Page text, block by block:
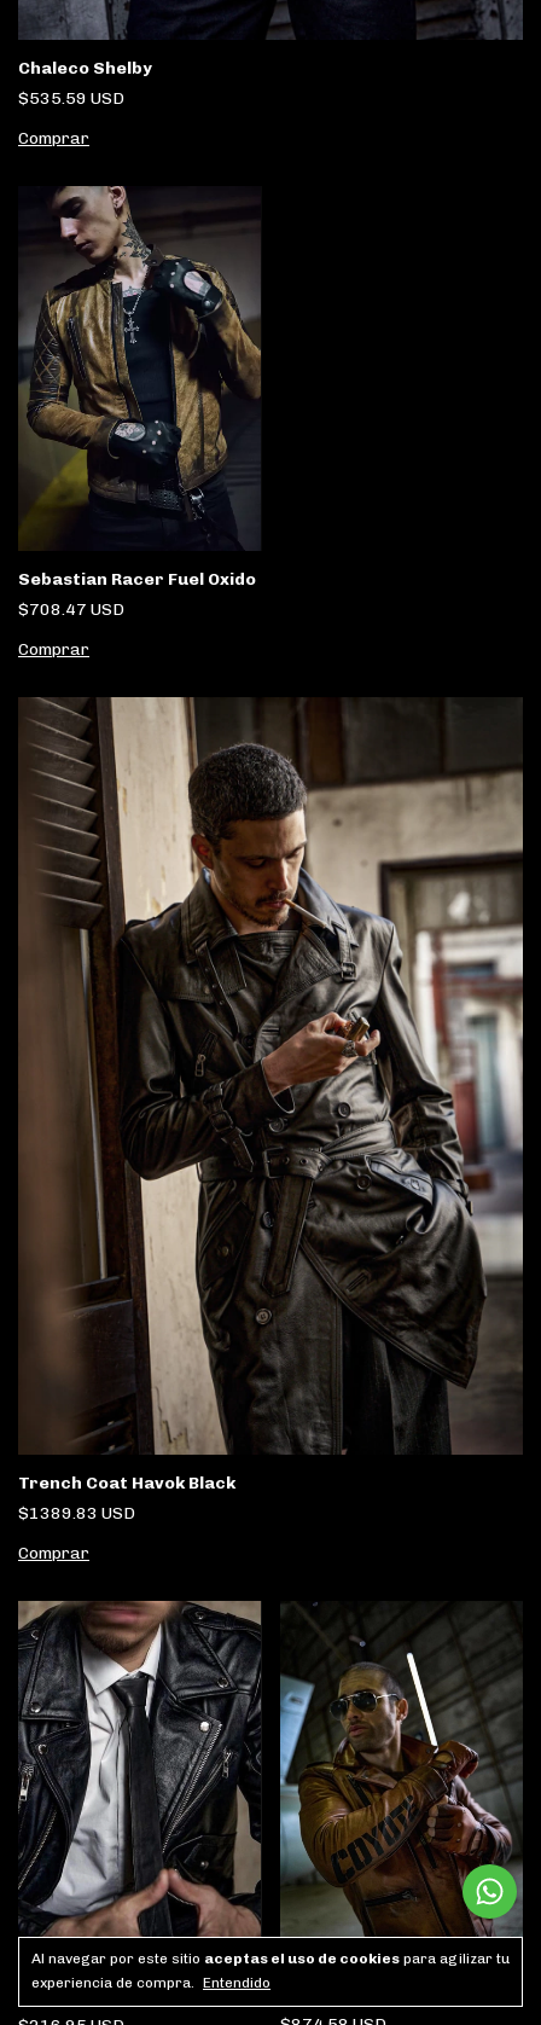
Al navegar por este sitio aceptas el uso de cookies para agilizar tu
experiencia de compra. Entendido
Chaleco Shelby
$535.59 USD
Comprar
Sebastian Racer Fuel Oxido
$708.47 USD
Comprar
Trench Coat Havok Black
$1389.83 USD
Comprar
Corbata Smith